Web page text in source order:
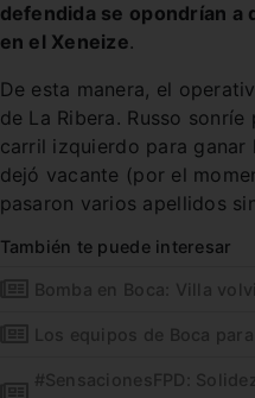
defendida se opondrían a
en el Xeneize.
De esta manera, el
de La Ribera. Russo
carril izquierdo para ganar
dejó vacante (por el
pasaron varios apellidos
También te puede interesar
Bomba en Boca: Villa
Los equipos de Boca
#SensacionesFPD: